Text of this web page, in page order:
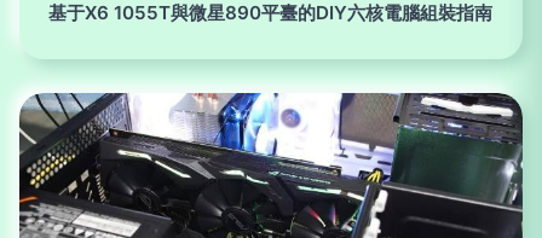
基于X6 1055T與微星890平臺的DIY六核電腦組裝指南